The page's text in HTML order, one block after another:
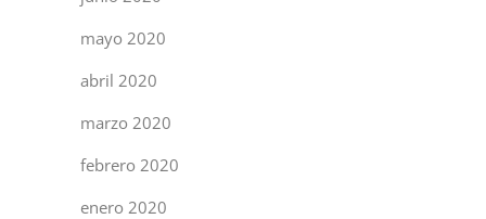
mayo 2020
abril 2020
marzo 2020
febrero 2020
enero 2020